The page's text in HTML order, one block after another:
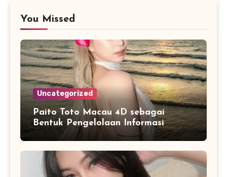
You Missed
Uncategorized
Paito Toto Macau 4D sebagai
Bentuk Pengelolaan Informasi
Digital yang Lebih Terstruktur